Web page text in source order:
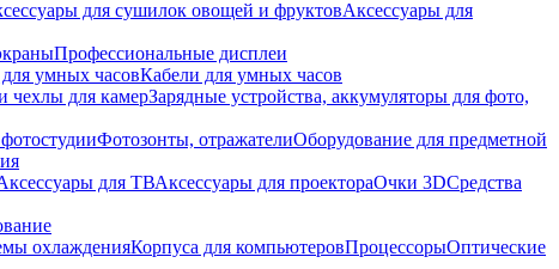
для сушилок овощей и фруктовАксессуары для
Профессиональные дисплеи
умных часовКабели для умных часов
чехлы для камерЗарядные устройства, аккумуляторы для фото,
Фотозонты, отражателиОборудование для предметной
для ТВАксессуары для проектораОчки 3DСредства
охлажденияКорпуса для компьютеровПроцессорыОптические